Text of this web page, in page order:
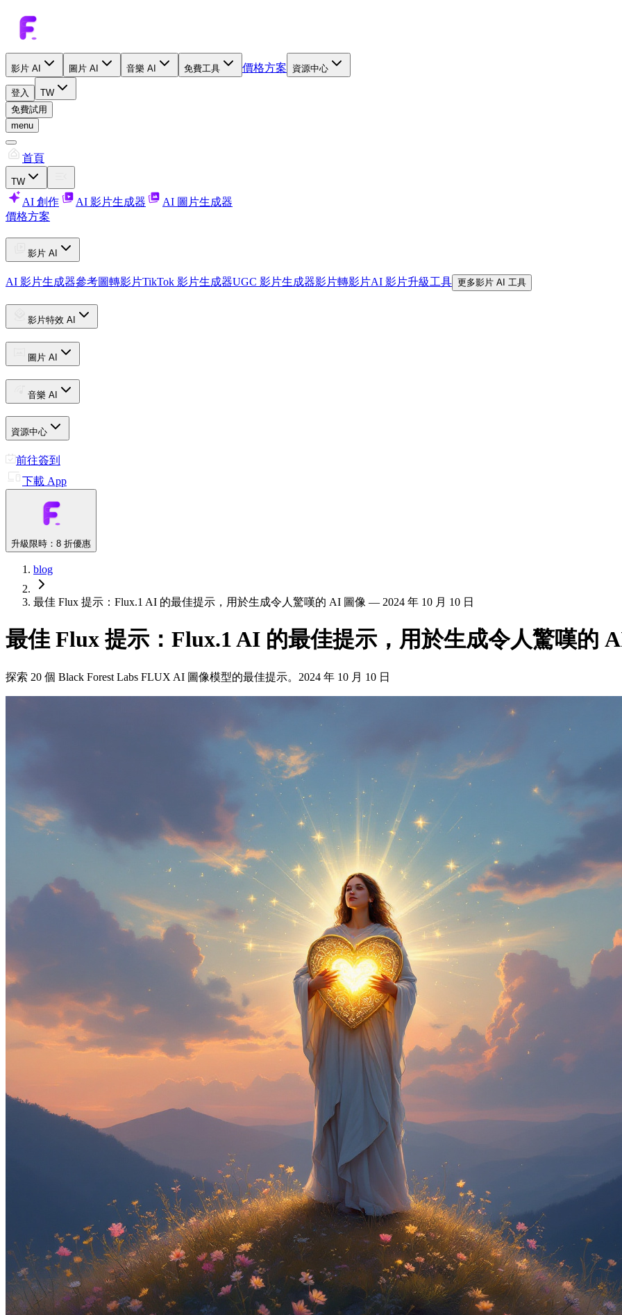
影片 AI 圖片 AI 音樂 AI 免費工具 價格方案 資源中心
登入
TW
免費試用
menu
首頁
TW
AI 創作 AI 影片生成器
AI 圖片生成器
價格方案
影片 AI
AI 影片生成器參考圖轉影片TikTok 影片生成器UGC 影片生成器影片轉影片AI 影片升級工具 更多影片 AI 工具
影片特效 AI
圖片 AI
音樂 AI
資源中心
前往簽到
下載 App
升級 限時：8 折優惠
blog
最佳 Flux 提示：Flux.1 AI 的最佳提示，用於生成令人驚嘆的 AI 圖像 — 2024 年 10 月 10 日
最佳 Flux 提示：Flux.1 AI 的最佳提示，用於生成令人驚嘆的
探索 20 個 Black Forest Labs FLUX AI 圖像模型的最佳提示。2024 年 10 月 10 日